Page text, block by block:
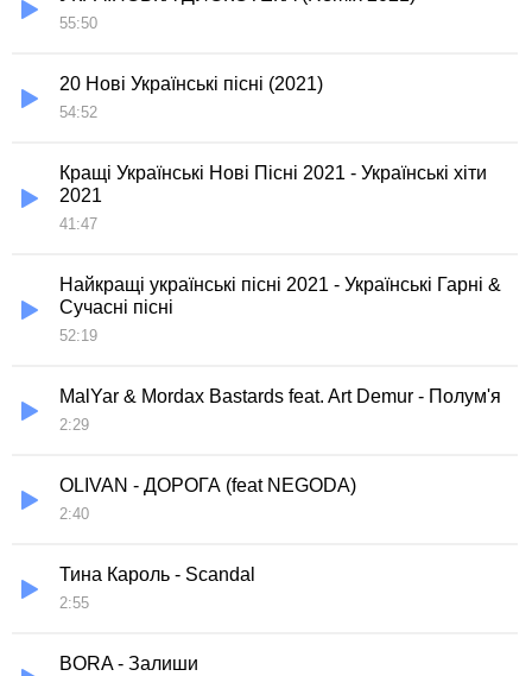
55:50
20 Нові Українські пісні (2021)
54:52
Кращі Українські Нові Пісні 2021 - Українські хіти
2021
41:47
Найкращі українські пісні 2021 - Українські Гарні &
Сучасні пісні
52:19
MalYar & Mordax Bastards feat. Art Demur - Полум'я
2:29
OLIVAN - ДОРОГА (feat NEGODA)
2:40
Тина Кароль - Scandal
2:55
BORA - Залиши